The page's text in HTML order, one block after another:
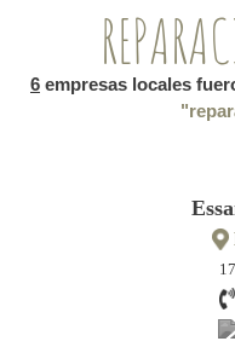
6 empresas locales